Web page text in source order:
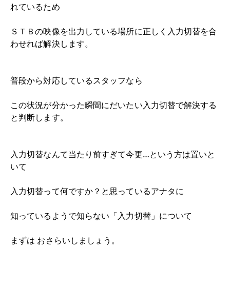
れているため
ＳＴＢの映像を出力している場所に正しく入力切替を合
わせれば解決します。
普段から対応しているスタッフなら
この状況が分かった瞬間にだいたい入力切替で解決する
と判断します。
入力切替なんて当たり前すぎて今更…という方は置いと
いて
入力切替って何ですか？と思っているアナタに
知っているようで知らない「入力切替」について
まずは おさらいしましょう。